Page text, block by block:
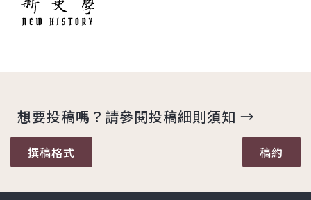
想要投稿嗎？請參閱投稿細則須知 →
撰稿格式 稿約